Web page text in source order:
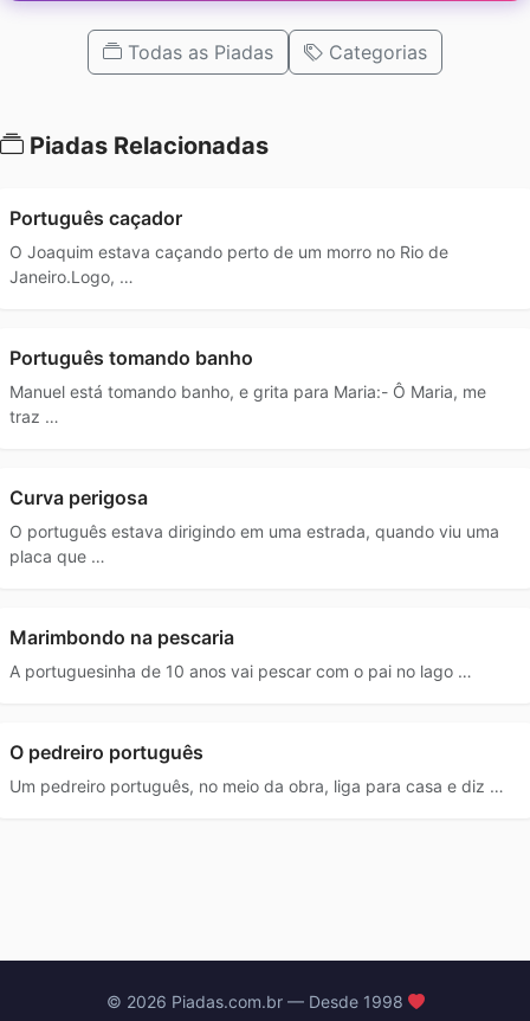
Todas as Piadas Categorias
Piadas Relacionadas
Português caçador
O Joaquim estava caçando perto de um morro no Rio de
Janeiro.Logo, …
Português tomando banho
Manuel está tomando banho, e grita para Maria:- Ô Maria, me
traz …
Curva perigosa
O português estava dirigindo em uma estrada, quando viu uma
placa que …
Marimbondo na pescaria
A portuguesinha de 10 anos vai pescar com o pai no lago …
O pedreiro português
Um pedreiro português, no meio da obra, liga para casa e diz …
© 2026 Piadas.com.br — Desde 1998